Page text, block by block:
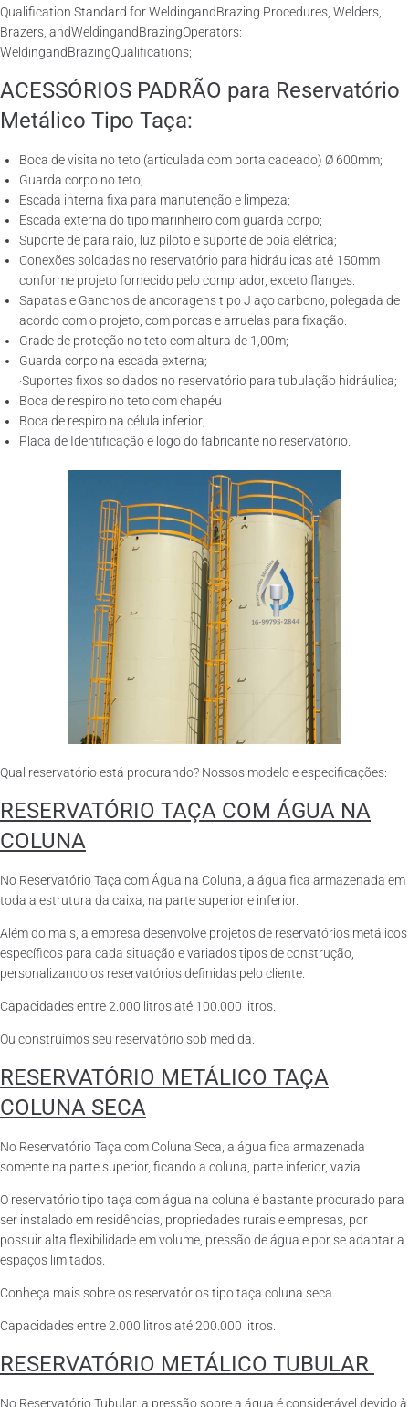
Qualification Standard for WeldingandBrazing Procedures, Welders,
Brazers, andWeldingandBrazingOperators:
WeldingandBrazingQualifications;
ACESSÓRIOS PADRÃO para Reservatório
Metálico Tipo Taça:
Boca de visita no teto (articulada com porta cadeado) Ø 600mm;
Guarda corpo no teto;
Escada interna fixa para manutenção e limpeza;
Escada externa do tipo marinheiro com guarda corpo;
Suporte de para raio, luz piloto e suporte de boia elétrica;
Conexões soldadas no reservatório para hidráulicas até 150mm
conforme projeto fornecido pelo comprador, exceto flanges.
Sapatas e Ganchos de ancoragens tipo J aço carbono, polegada de
acordo com o projeto, com porcas e arruelas para fixação.
Grade de proteção no teto com altura de 1,00m;
Guarda corpo na escada externa;
·Suportes fixos soldados no reservatório para tubulação hidráulica;
Boca de respiro no teto com chapéu
Boca de respiro na célula inferior;
Placa de Identificação e logo do fabricante no reservatório.
Qual reservatório está procurando? Nossos modelo e especificações:
RESERVATÓRIO TAÇA COM ÁGUA NA
COLUNA
No Reservatório Taça com Água na Coluna, a água fica armazenada em
toda a estrutura da caixa, na parte superior e inferior.
Além do mais, a empresa desenvolve projetos de reservatórios metálicos
específicos para cada situação e variados tipos de construção,
personalizando os reservatórios definidas pelo cliente.
Capacidades entre 2.000 litros até 100.000 litros.
Ou construímos seu reservatório sob medida.
RESERVATÓRIO METÁLICO TAÇA
COLUNA SECA
No Reservatório Taça com Coluna Seca, a água fica armazenada
somente na parte superior, ficando a coluna, parte inferior, vazia.
O reservatório tipo taça com água na coluna é bastante procurado para
ser instalado em residências, propriedades rurais e empresas, por
possuir alta flexibilidade em volume, pressão de água e por se adaptar a
espaços limitados.
Conheça mais sobre os reservatórios tipo taça coluna seca.
Capacidades entre 2.000 litros até 200.000 litros.
RESERVATÓRIO METÁLICO TUBULAR
No Reservatório Tubular, a pressão sobre a água é considerável devido à